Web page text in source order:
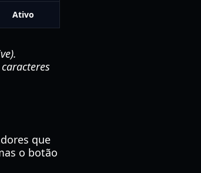
Ativo
que
o botão